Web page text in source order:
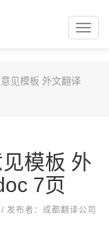
见模板 外文翻译
模板 外
7页
布者：成都翻译公司